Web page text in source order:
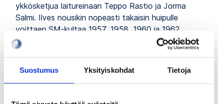
Suostumus Yksityiskohdat Tietoja
ykkösketjua laitureinaan Teppo Rastio ja Jorma
Salmi. Ilves nousikin nopeasti takaisin huipulle
voittaen SM-kultaa 1957, 1958, 1960 ja 1962.
Neljännen mestaruuden jälkeen tähtisentteri Kilpiö
siirtyi työpaikan perässä suomensarjassa pelaavaan
ympärille huippujoukkuetta. RU-38 nousikin viidessä